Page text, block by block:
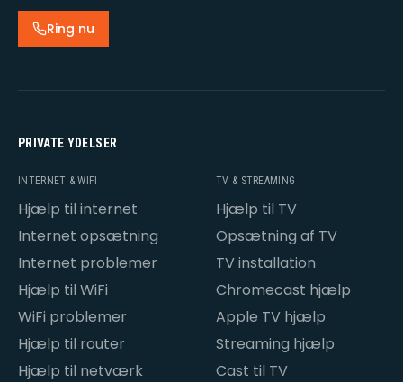
Ring nu
PRIVATE YDELSER
INTERNET & WIFI
Hjælp til internet
Internet opsætning
Internet problemer
Hjælp til WiFi
WiFi problemer
Hjælp til router
Hjælp til netværk
TV & STREAMING
Hjælp til TV
Opsætning af TV
TV installation
Chromecast hjælp
Apple TV hjælp
Streaming hjælp
Cast til TV